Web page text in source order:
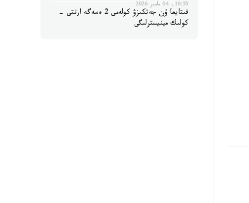
10:55, 04 مامىر 2026
قىتايعا ۇن جەتكىزۋ كولەمى 2 ەسەگە ارتتى -
كولىك مينيسترلىگى